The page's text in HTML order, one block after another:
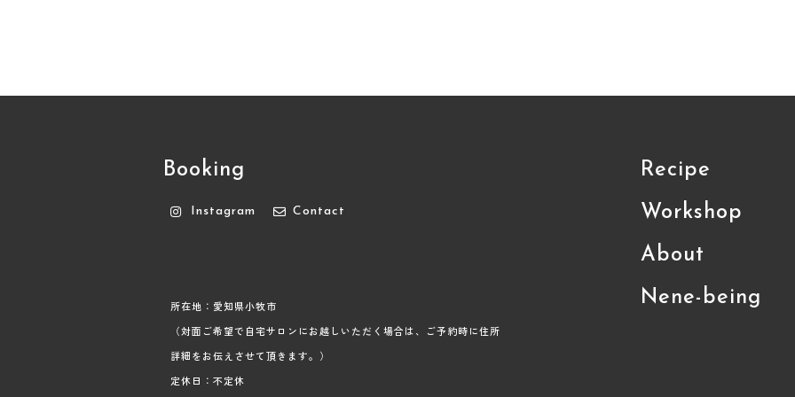
Booking
Instagram Contact
所在地：愛知県小牧市
（対面ご希望で自宅サロンにお越しいただく場合は、ご予約時に住所
詳細をお伝えさせて頂きます。）
定休日：不定休
Recipe
Workshop
About
Nene-being